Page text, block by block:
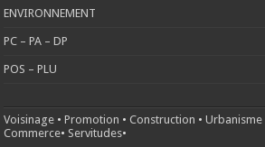
ENVIRONNEMENT
PC – PA – DP
POS – PLU
Voisinage •Promotion •Construction •Urbanisme
Commerce• Servitudes•